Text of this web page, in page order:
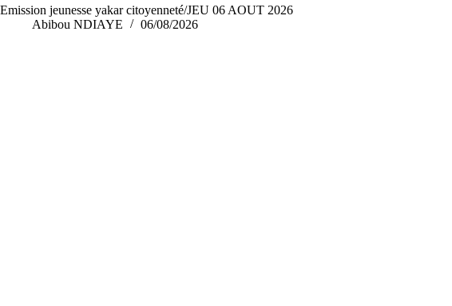
Emission jeunesse yakar citoyenneté/JEU 06 AOUT 2026
Abibou NDIAYE
06/08/2026